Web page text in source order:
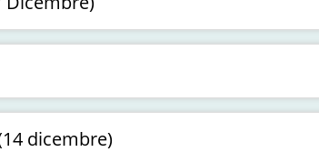
dicembre)